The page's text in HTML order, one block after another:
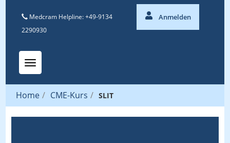
Medcram Helpline: +49-9134
2290930
Anmelden
Toggle navigation
Home / CME-Kurs / SLIT